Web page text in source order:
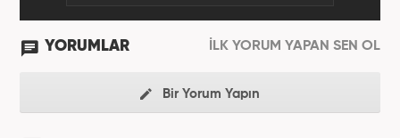
YORUMLAR İLK YORUM YAPAN SEN OL
Bir Yorum Yapın